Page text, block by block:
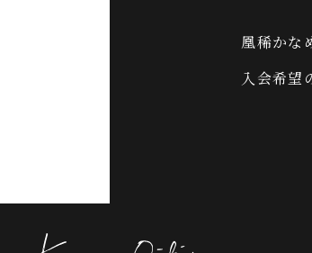
凰稀か
入会希望